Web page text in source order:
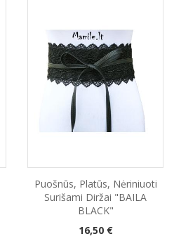
Puošnūs, Platūs, Nėriniuoti
Surišami Diržai "BAILA
BLACK"
Kaina
16,50 €